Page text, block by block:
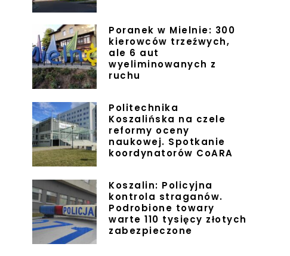
Poranek w Mielnie: 300
kierowców trzeźwych,
ale 6 aut
wyeliminowanych z
ruchu
Politechnika
Koszalińska na czele
reformy oceny
naukowej. Spotkanie
koordynatorów CoARA
Koszalin: Policyjna
kontrola straganów.
Podrobione towary
warte 110 tysięcy złotych
zabezpieczone